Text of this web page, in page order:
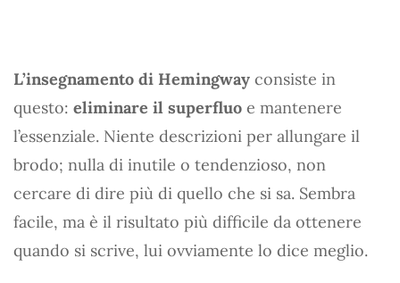
L’insegnamento di Hemingway consiste in
questo: eliminare il superfluo e mantenere
l’essenziale. Niente descrizioni per allungare il
brodo; nulla di inutile o tendenzioso, non
cercare di dire più di quello che si sa. Sembra
facile, ma è il risultato più difficile da ottenere
quando si scrive, lui ovviamente lo dice meglio.